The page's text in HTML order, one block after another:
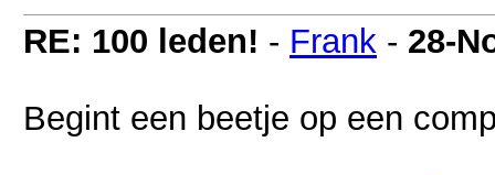
RE: 100 leden! - Frank - 28-
Begint een beetje op een